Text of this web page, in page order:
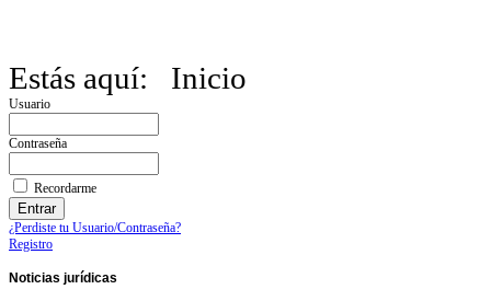
Estás aquí: Inicio
Usuario
Contraseña
Recordarme
¿Perdiste tu Usuario/Contraseña?
Registro
Noticias jurídicas